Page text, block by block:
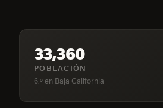
33,360
POBLACIÓN
6.º en Baja California